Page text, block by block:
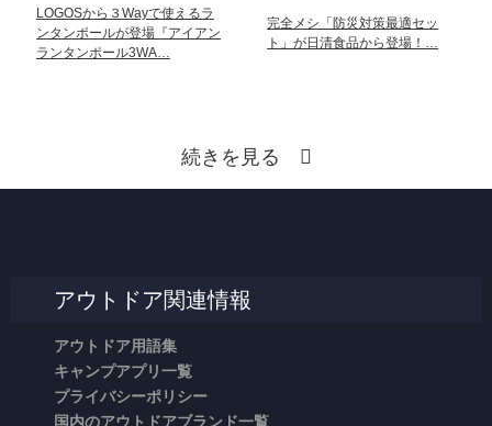
LOGOSから３Wayで使えるラ
ンタンポールが登場『アイアン
ランタンポール3WA…
完全メシ「防災対策最適セッ
ト」が日清食品から登場！…
続きを見る
アウトドア関連情報
アウトドア用語集
キャンプアプリ一覧
プライバシーポリシー
国内のアウトドアブランド一覧